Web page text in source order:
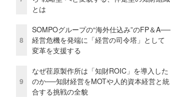
とは
8
SOMPOグループの“海外仕込み”のFP＆A──
経営危機を発端に「経営の司令塔」として
変革を支援する
9
なぜ荏原製作所は「知財ROIC」を導入した
のか──知財経営をMOTや人的資本経営と統
合する挑戦の全貌